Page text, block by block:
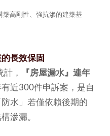
高剛性、強抗滲的建築基
長效保固
，
『房屋漏水』連年
有近300件申訴案，是自
水」若僅依賴後期的
滲漏。